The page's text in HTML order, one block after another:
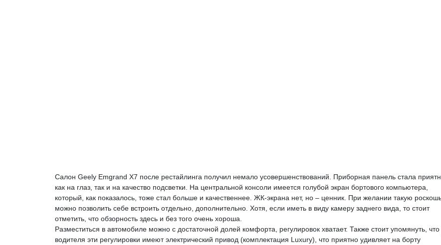
Салон Geely Emgrand X7 после рестайлинга получил немало усовершенствований. Приборная панель стала
как на глаз, так и на качество подсветки. На центральной консоли имеется голубой экран бортового компьютера,
который, как показалось, тоже стал больше и качественнее. ЖК-экрана нет, но – ценник. При желании такую
можно позволить себе встроить отдельно, дополнительно. Хотя, если иметь в виду камеру заднего вида, то стоит
отметить, что обзорность здесь и без того очень хороша.
Разместиться в автомобиле можно с достаточной долей комфорта, регулировок хватает. Также стоит упомянуть,
водителя эти регулировки имеют электрический привод (комплектация Luxury), что приятно удивляет на борту